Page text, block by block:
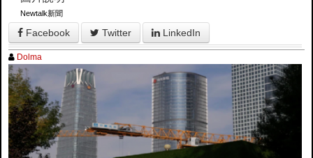
Newtalk新聞
Facebook Twitter LinkedIn
Dolma